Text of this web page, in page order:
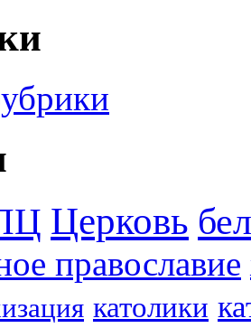
Церковь
православие
католики